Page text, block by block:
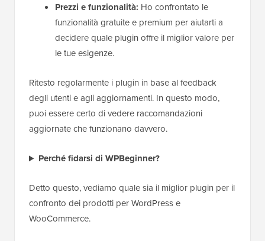
Prezzi e funzionalità: Ho confrontato le
funzionalità gratuite e premium per aiutarti a
decidere quale plugin offre il miglior valore per
le tue esigenze.
Ritesto regolarmente i plugin in base al feedback
degli utenti e agli aggiornamenti. In questo modo,
puoi essere certo di vedere raccomandazioni
aggiornate che funzionano davvero.
Perché fidarsi di WPBeginner?
Detto questo, vediamo quale sia il miglior plugin per il
confronto dei prodotti per WordPress e
WooCommerce.